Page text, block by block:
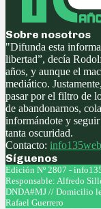
Sobre nosotros
"Difunda esta
libertad”, decía
años, y aunque el
mediático.
pasar por el filtro de
de abandonarnos,
informándote y
tanta oscuridad.
Contacto:
Síguenos
Facebook
Twitter
Instagram
Youtube
Edición Nº 2807 -
Responsable: Alfredo
DNDA#MJ // Domicilio
Rafael Guerrero